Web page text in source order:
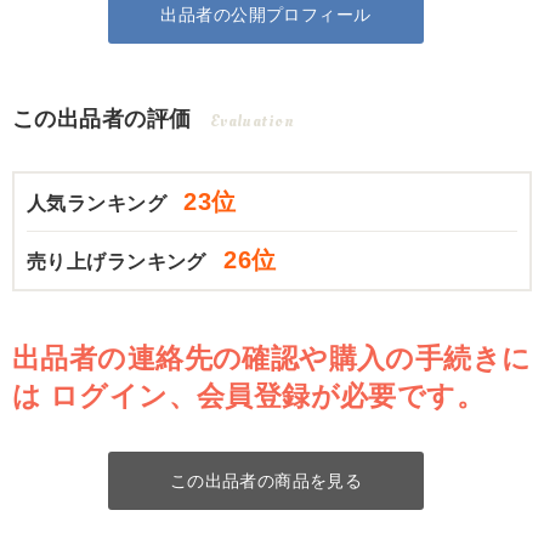
出品者の公開プロフィール
この出品者の評価 Evaluation
人気ランキング 23位
売り上げランキング 26位
出品者の連絡先の確認や購入の手続きに
は ログイン、会員登録が必要です。
この出品者の商品を見る